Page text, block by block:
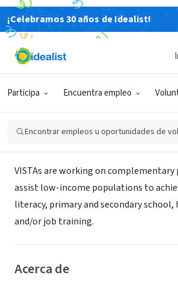
¡Celebramos 30 años de Idealist!
Participa Encuentra empleo
Encontrar empleos u oportunidades de
ORGANIZACIÓN SIN FIN DE LUCRO
UW-Parkside
Project
Kenosha, WI uwpvista.weebly.com/
Misión
VISTAs are working on
assist low-income populations to
literacy, primary and secondary
and/or job training.
Acerca de